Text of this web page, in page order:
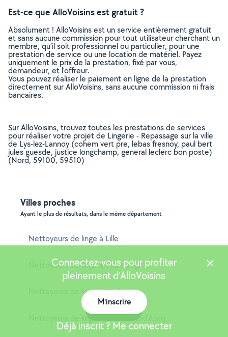
Est-ce que AlloVoisins est gratuit ?
Absolument ! AlloVoisins est un service entièrement gratuit
et sans aucune commission pour tout utilisateur cherchant un
membre, qu’il soit professionnel ou particulier, pour une
prestation de service ou une location de matériel. Payez
uniquement le prix de la prestation, fixé par vous,
demandeur, et l’offreur.
Vous pouvez réaliser le paiement en ligne de la prestation
directement sur AlloVoisins, sans aucune commission ni frais
bancaires.
Sur AlloVoisins, trouvez toutes les prestations de services
pour réaliser votre projet de Lingerie - Repassage sur la ville
de Lys-lez-Lannoy (cohem vert pre, lebas fresnoy, paul bert
jules guesde, justice longchamp, general leclerc bon poste)
(Nord, 59100, 59510)
Villes proches
Ayant le plus de résultats, dans le même département
Nettoyeurs de linge à Lille
Nettoyeurs de linge à Tourcoing
Nettoyeurs de linge à Roubaix
Connectez-vous pour profiter
pleinement d'AlloVoisins
M'inscrire
Déjà inscrit ? Me connecter